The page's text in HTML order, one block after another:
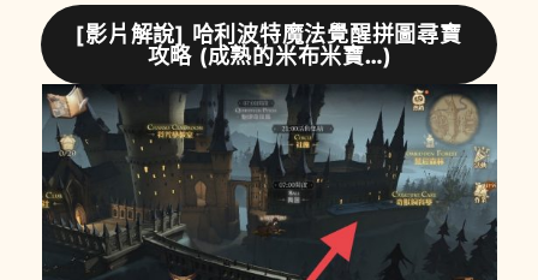
[影片解說] 哈利波特魔法覺醒拼圖尋寶
攻略 (成熟的米布米寶…)